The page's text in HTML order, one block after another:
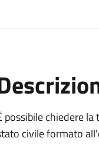
possibile chiedere
civile formato